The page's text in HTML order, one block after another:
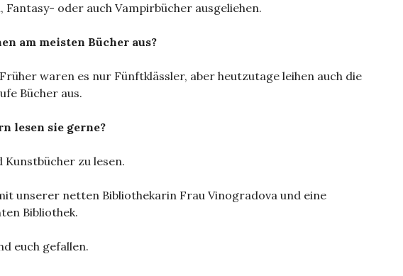
Fantasy- oder auch Vampirbücher ausgeliehen.
am meisten Bücher aus?
waren es nur Fünftklässler, aber heutzutage leihen auch die
Bücher aus.
lesen sie gerne?
Kunstbücher zu lesen.
unserer netten Bibliothekarin Frau Vinogradova und eine
Bibliothek.
euch gefallen.